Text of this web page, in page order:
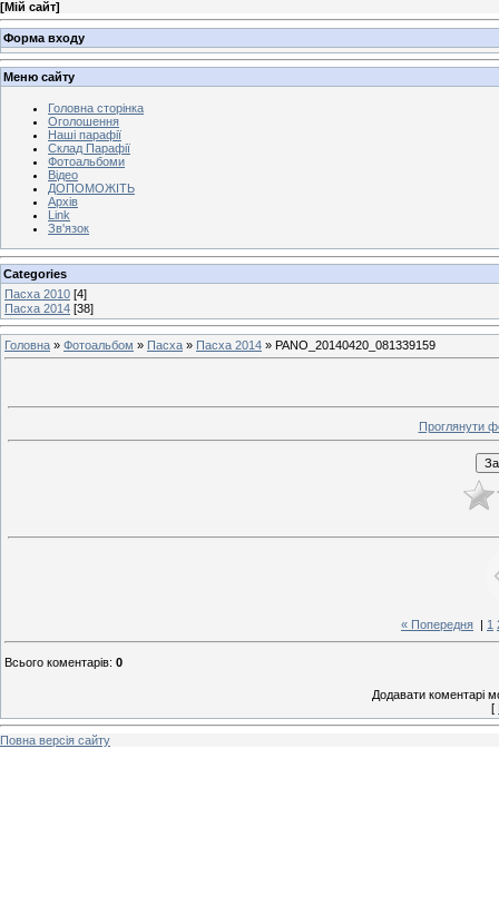
[Мій сайт]
Форма входу
Меню сайту
Головна сторінка
Оголошення
Наші парафії
Склад Парафії
Фотоальбоми
Відео
ДОПОМОЖІТЬ
Архів
Link
Зв'язок
Categories
Пасха 2010 [4]
Пасха 2014 [38]
Головна » Фотоальбом » Пасха » Пасха 2014 » PANO_20140420_081339159
Проглянути
« Попередня 1
Всього коментарів: 0
Додавати коментарі
[
Повна версія сайту